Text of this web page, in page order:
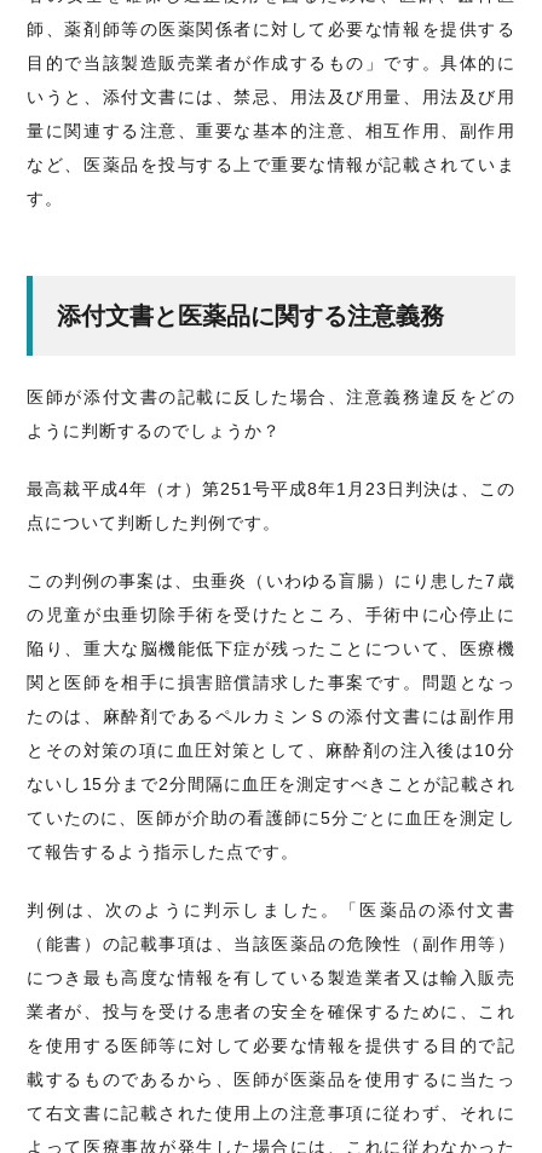
師、薬剤師等の医薬関係者に対して必要な情報を提供する
目的で当該製造販売業者が作成するもの」です。具体的に
いうと、添付文書には、禁忌、用法及び用量、用法及び用
量に関連する注意、重要な基本的注意、相互作用、副作用
など、医薬品を投与する上で重要な情報が記載されていま
す。
添付文書と医薬品に関する注意義務
医師が添付文書の記載に反した場合、注意義務違反をどの
ように判断するのでしょうか？
最高裁平成4年（オ）第251号平成8年1月23日判決は、この
点について判断した判例です。
この判例の事案は、虫垂炎（いわゆる盲腸）にり患した7歳
の児童が虫垂切除手術を受けたところ、手術中に心停止に
陥り、重大な脳機能低下症が残ったことについて、医療機
関と医師を相手に損害賠償請求した事案です。問題となっ
たのは、麻酔剤であるペルカミンＳの添付文書には副作用
とその対策の項に血圧対策として、麻酔剤の注入後は10分
ないし15分まで2分間隔に血圧を測定すべきことが記載され
ていたのに、医師が介助の看護師に5分ごとに血圧を測定し
て報告するよう指示した点です。
判例は、次のように判示しました。「医薬品の添付文書
（能書）の記載事項は、当該医薬品の危険性（副作用等）
につき最も高度な情報を有している製造業者又は輸入販売
業者が、投与を受ける患者の安全を確保するために、これ
を使用する医師等に対して必要な情報を提供する目的で記
載するものであるから、医師が医薬品を使用するに当たっ
て右文書に記載された使用上の注意事項に従わず、それに
よって医療事故が発生した場合には、これに従わなかった